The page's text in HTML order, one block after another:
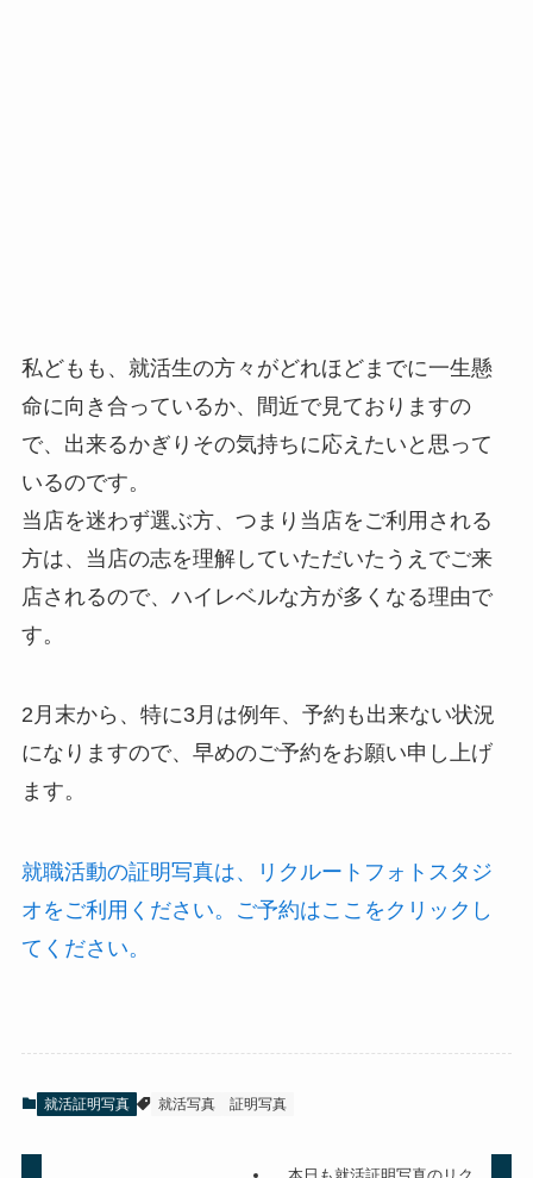
私どもも、就活生の方々がどれほどまでに一生懸
命に向き合っているか、間近で見ておりますの
で、出来るかぎりその気持ちに応えたいと思って
いるのです。
当店を迷わず選ぶ方、つまり当店をご利用される
方は、当店の志を理解していただいたうえでご来
店されるので、ハイレベルな方が多くなる理由で
す。
2月末から、特に3月は例年、予約も出来ない状況
になりますので、早めのご予約をお願い申し上げ
ます。
就職活動の証明写真は、リクルートフォトスタジ
オをご利用ください。ご予約はここをクリックし
てください。
就活証明写真 就活写真 証明写真